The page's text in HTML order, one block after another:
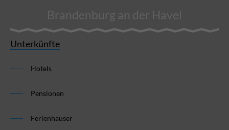
Brandenburg an der Havel
Unterkünfte
Hotels
Pensionen
Ferienhäuser